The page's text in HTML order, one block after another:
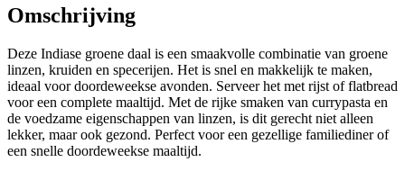
Omschrijving
Deze Indiase groene daal is een smaakvolle combinatie van groene
linzen, kruiden en specerijen. Het is snel en makkelijk te maken,
ideaal voor doordeweekse avonden. Serveer het met rijst of flatbread
voor een complete maaltijd. Met de rijke smaken van currypasta en
de voedzame eigenschappen van linzen, is dit gerecht niet alleen
lekker, maar ook gezond. Perfect voor een gezellige familiediner of
een snelle doordeweekse maaltijd.